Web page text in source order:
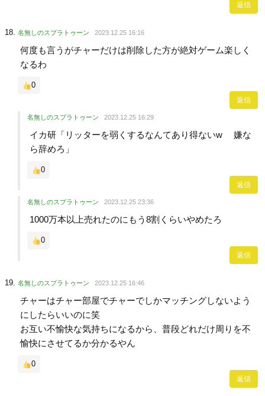
返信
名無しのスプラトゥーン 2023.12.25 16:16
何度も言うがチャーだけは削除した方が絶対ゲーム楽しく
なるわ
0
返信
名無しのスプラトゥーン 2023.12.25 16:29
イカ研「リッターを弱くするなんてあり得ないw 嫌な
ら辞めろ」
0
返信
名無しのスプラトゥーン 2023.12.25 23:36
1000万本以上売れたのにもう8割くらいやめたろ
0
返信
名無しのスプラトゥーン 2023.12.25 16:46
チャーはチャー部屋でチャーでしかマッチングしないよう
にしたらいいのに笑
お互い不愉快な気持ちになるから、普段どれだけ周りを不
愉快にさせてるか分かるやん
0
返信